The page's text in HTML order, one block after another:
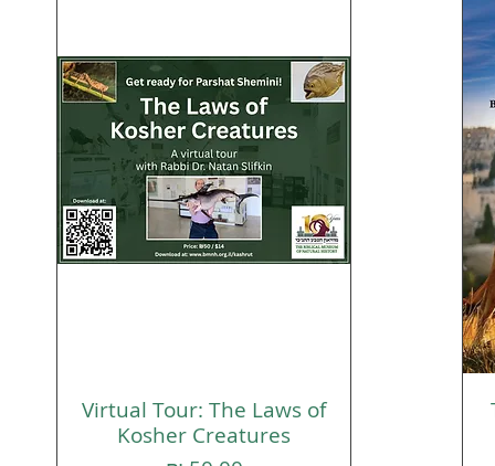
תצוגה מהירה
Virtual Tour: The Laws of
Kosher Creatures